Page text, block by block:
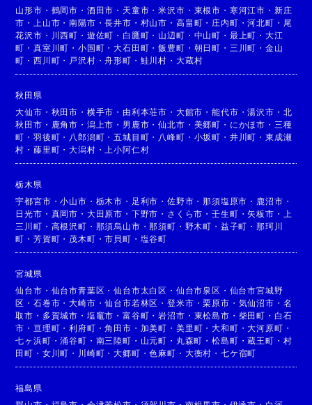
山形市 ・ 鶴岡市 ・ 酒田市 ・ 天童市 ・米沢市 ・ 東根市 ・ 寒河江市 ・ 新庄
市 ・上山市 ・南陽市 ・長井市 ・ 村山市 ・ 高畠町 ・ 庄内町 ・河北町 ・ 尾
花沢市 ・ 川西町 ・ 遊佐町 ・白鷹町 ・ 山辺町 ・ 中山町 ・ 最上町 ・ 大江
町 ・真室川町 ・小国町 ・大石田町 ・飯豊町 ・ 朝日町 ・ 三川町 ・ 金山
町 ・西川町 ・ 戸沢村 ・舟形町 ・ 鮭川村 ・ 大蔵村
秋田県
大仙市 ・ 秋田市 ・ 横手市 ・ 由利本荘市 ・ 大館市 ・能代市 ・湯沢市 ・ 北
秋田市 ・ 鹿角市 ・ 潟上市 ・ 男鹿市 ・仙北市 ・ 美郷町 ・ にかほ市 ・ 三種
町 ・羽後町 ・ 八郎潟町 ・五城目町 ・ 八峰町 ・ 小坂町 ・ 井川町 ・ 東成瀬
村 ・藤里町 ・大潟村 ・上小阿仁村
栃木県
宇都宮市 ・小山市 ・ 栃木市 ・ 足利市 ・佐野市 ・那須塩原市 ・ 鹿沼市 ・
日光市 ・ 真岡市 ・ 大田原市 ・ 下野市 ・ さくら市 ・壬生町 ・矢板市 ・ 上
三川町 ・ 高根沢町 ・ 那須烏山市 ・那須町 ・ 野木町 ・ 益子町 ・那珂川
町 ・芳賀町 ・ 茂木町 ・市貝町 ・ 塩谷町
宮城県
仙台市 ・ 仙台市青葉区 ・仙台市太白区 ・ 仙台市泉区 ・ 仙台市宮城野
区 ・石巻市 ・大崎市 ・仙台市若林区 ・登米市 ・栗原市 ・ 気仙沼市 ・ 名
取市 ・ 多賀城市 ・ 塩竈市 ・富谷町 ・岩沼市 ・ 東松島市 ・ 柴田町 ・ 白石
市 ・ 亘理町 ・利府町 ・角田市 ・ 加美町 ・ 美里町 ・大和町 ・大河原町 ・
七ヶ浜町 ・涌谷町 ・ 南三陸町 ・ 山元町 ・ 丸森町 ・松島町 ・蔵王町 ・ 村
田町 ・ 女川町 ・ 川崎町 ・大郷町 ・色麻町 ・ 大衡村 ・ 七ケ宿町
福島県